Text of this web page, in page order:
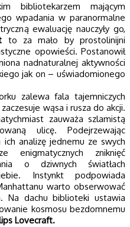
bibliotekarzem mającym
wpadania w paranormalne
ewaluację nauczyły go,
to za mało by prostolinijni
opowieści. Postanowił
nadnaturalnej aktywności
jak on – uświadomionego
zalewa fala tajemniczych
wąsa i rusza do akcji.
zauważa szlamistą
ulicę. Podejrzewając
analizę jednemu ze swych
enigmatycznych zniknięć
o dziwnych światłach
Instynkt podpowiada
warto obserwować
Na dachu biblioteki ustawia
kosmosu bezdomnemu
Lovecraft.